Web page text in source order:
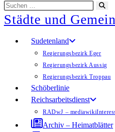
Diese
Website
durchsuchen
Städte und
Sudetenland
Regierungsbezirk Eger
Regierungsbezirk Aussig
Regierungsbezirk Troppau
Schöberlinie
Reichsarbeitsdienst
RADwJ – mediawiki
Archiv – Heimatblätter